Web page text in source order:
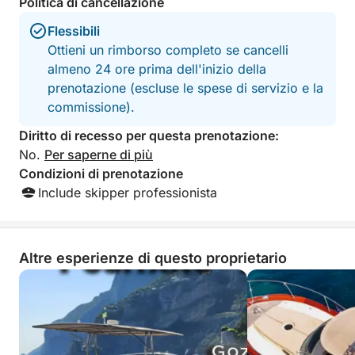
Flessibili
Ottieni un rimborso completo se cancelli
almeno 24 ore prima dell'inizio della
prenotazione (escluse le spese di servizio e la
commissione).
Diritto di recesso per questa prenotazione:
No. Per saperne di più
Condizioni di prenotazione
Include skipper professionista
Altre esperienze di questo proprietario